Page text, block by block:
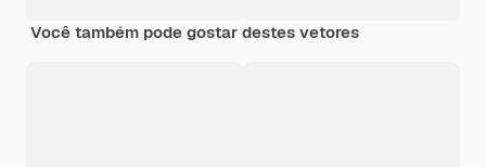
Você também pode gostar destes vetores